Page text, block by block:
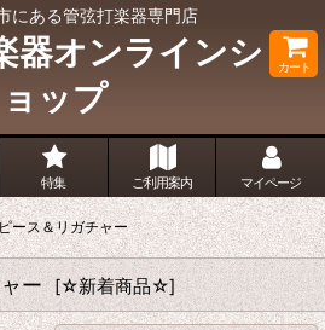
にある管弦打楽器専門店
器オンラインシ
ョップ
カート
特集 ご利用案内 マイページ
ース＆リガチャー
ー [☆新着商品☆]